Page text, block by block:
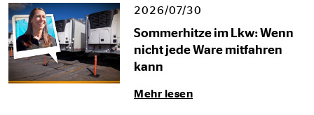
2026/07/30
Sommerhitze im Lkw: Wenn
nicht jede Ware mitfahren
kann
Mehr lesen